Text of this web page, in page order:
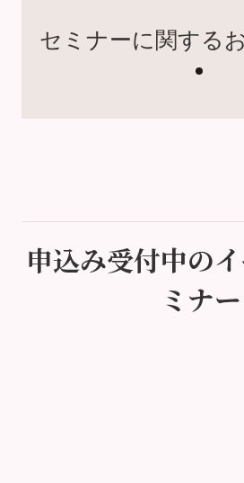
セミナーに関する
申込み受付中の
ミナー